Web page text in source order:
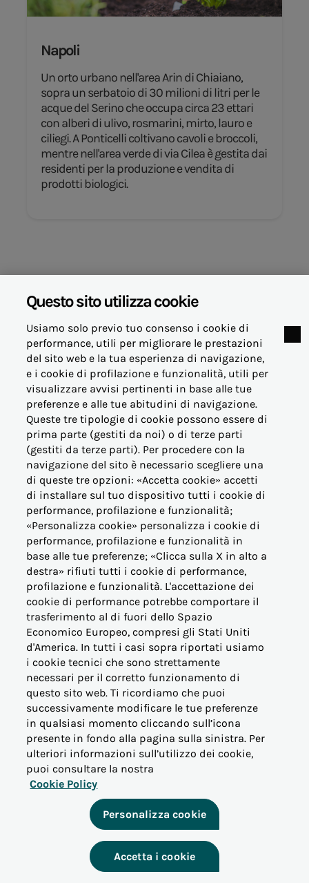
Napoli
Un orto urbano nell'area Arin di Chiaiano,
sopra un serbatoio di 30 milioni di litri per le
acque del Serino che occupa circa 23 ettari
con alberi di ulivo, rosmarini, mirto, lauro e
ciliegi. A Ponticelli coltivano cavoli e broccoli,
mentre nell'area verde di via Cilea è gestita dai
residenti per la produzione e vendita di
prodotti biologici.
Aree verdi nel 2050
Parigi e Londra verso il 2050: come saranno le città?
Il Green Deal europeo ha deciso di selezionare 100
città europee che fungano da ecosistemi di
innovazione e sperimentazione, mettendo le altre
città europee nella condizione di diventare
climaticamente neutre entro il 2050. All’interno di
questo elenco rientrano Parigi e Londra.
Ha adottato un piano urbano per diventare una città
verde entro il 2050, affrontando i cambiamenti
climatici e le questioni sociali legate al costo degli
alloggi. Il piano prevede la creazione di 300 ettari di
Questo sito utilizza cookie
Usiamo solo previo tuo consenso i cookie di
performance, utili per migliorare le prestazioni
del sito web e la tua esperienza di navigazione,
e i cookie di profilazione e funzionalità, utili per
visualizzare avvisi pertinenti in base alle tue
preferenze e alle tue abitudini di navigazione.
Queste tre tipologie di cookie possono essere di
prima parte (gestiti da noi) o di terze parti
(gestiti da terze parti). Per procedere con la
navigazione del sito è necessario scegliere una
di queste tre opzioni: «Accetta cookie» accetti
di installare sul tuo dispositivo tutti i cookie di
performance, profilazione e funzionalità;
«Personalizza cookie» personalizza i cookie di
performance, profilazione e funzionalità in
base alle tue preferenze; «Clicca sulla X in alto a
destra» rifiuti tutti i cookie di performance,
profilazione e funzionalità. L'accettazione dei
cookie di performance potrebbe comportare il
trasferimento al di fuori dello Spazio
Economico Europeo, compresi gli Stati Uniti
d'America. In tutti i casi sopra riportati usiamo
i cookie tecnici che sono strettamente
necessari per il corretto funzionamento di
questo sito web. Ti ricordiamo che puoi
successivamente modificare le tue preferenze
in qualsiasi momento cliccando sull’icona
presente in fondo alla pagina sulla sinistra. Per
ulteriori informazioni sull’utilizzo dei cookie,
puoi consultare la nostra
Cookie Policy
Personalizza cookie
Accetta i cookie